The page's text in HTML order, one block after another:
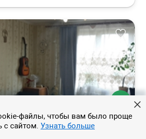
c файлы, чтобы вам было проще
с сайтом. Узнать больше